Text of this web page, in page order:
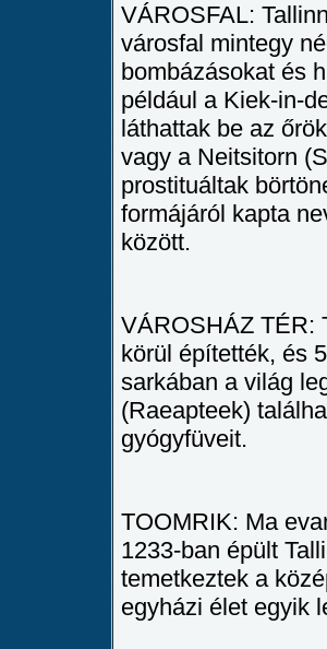
VÁROSFAL:
városfal mintegy
bombázásokat és
például a Kiek-in-
láthattak be az
vagy a Neitsitorn
prostituáltak
formájáról kapta
között.
VÁROSHÁZ TÉR:
körül építették, és
sarkában a világ
(Raeapteek)
gyógyfüveit.
TOOMRIK: Ma
1233-ban épült
temetkeztek a
egyházi élet egyik